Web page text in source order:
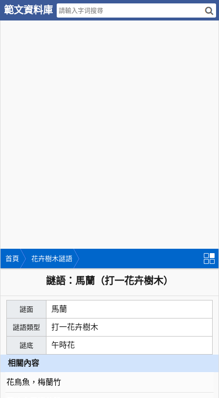
範文資料庫
首頁 花卉樹木謎語
謎語：馬蘭（打一花卉樹木）
謎面 馬蘭
謎語類型 打一花卉樹木
謎底 午時花
相關內容
花鳥魚，梅蘭竹